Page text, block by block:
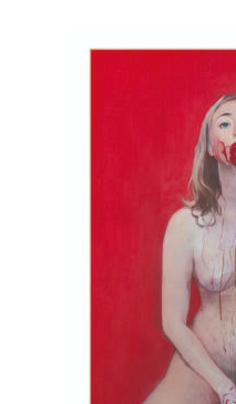
WizKids HeroClix Indy
EGS European Grading
Drucke Fine Art Prints
Sammelfiguren